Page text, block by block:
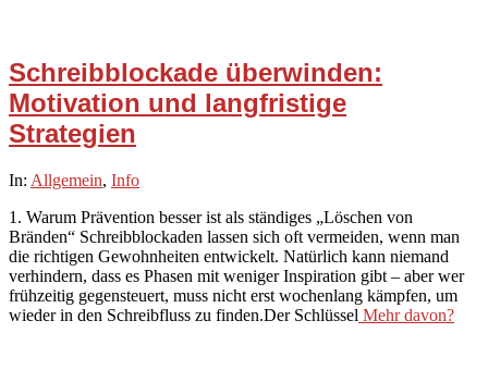
Schreibblockade überwinden:
Motivation und langfristige
Strategien
2025-
01
In: Allgemein, Info
1. Warum Prävention besser ist als ständiges „Löschen von
Bränden“ Schreibblockaden lassen sich oft vermeiden, wenn man
die richtigen Gewohnheiten entwickelt. Natürlich kann niemand
verhindern, dass es Phasen mit weniger Inspiration gibt – aber wer
frühzeitig gegensteuert, muss nicht erst wochenlang kämpfen, um
wieder in den Schreibfluss zu finden.Der Schlüssel Mehr davon?